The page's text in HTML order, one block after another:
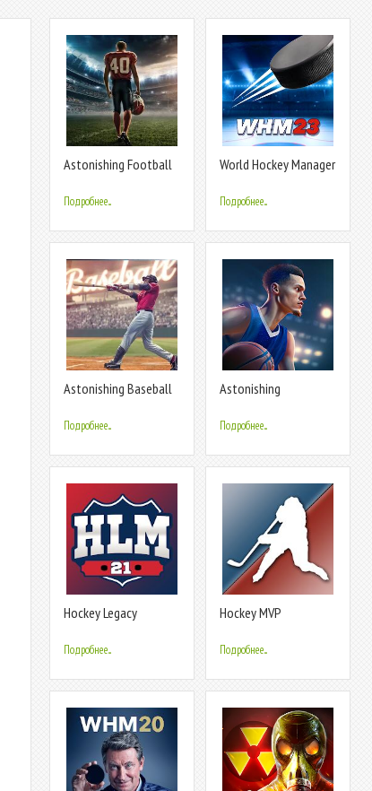
Astonishing Football
Подробнее...
World Hockey Manager
Подробнее...
Astonishing Baseball
Подробнее...
Astonishing
Подробнее...
Hockey Legacy
General Manager
Подробнее...
Hockey MVP
Подробнее...